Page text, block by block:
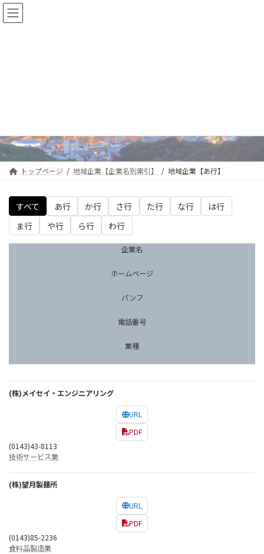
コ
ン
ナ
ビ
トップページ 地域企業【企業名別索引】 地域企業【あ行】
すべて あ行 か行 さ行 た行 な行
は行
ま行
や行 ら行 わ行
企業名
ホームページ
パンフ
電話番号
業種
(株)メイセイ・エンジニアリング
URL
PDF
(0143)43-8113
技術サービス業
(株)望月製麺所
URL
PDF
(0143)85-2236
食料品製造業